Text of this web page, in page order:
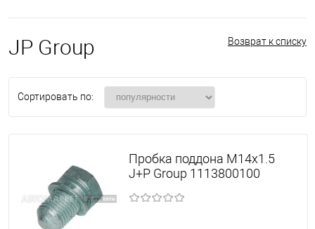
Возврат к списку
JP Group
Сортировать по:
Пробка поддона M14x1.5
J+P Group 1113800100